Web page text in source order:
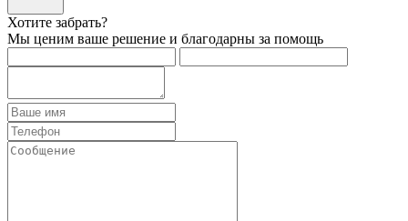
Хотите забрать?
Мы ценим ваше решение и благодарны за помощь